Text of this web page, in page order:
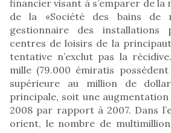
financier visant à s’emparer de la
de la «Société des bains de
gestionnaire des installations
centres de loisirs de la
tentative n’exclut pas la
mille (79.000 émiratis
supérieure au million de
principale, soit une
2008 par rapport à 2007. Dans
orient, le nombre de